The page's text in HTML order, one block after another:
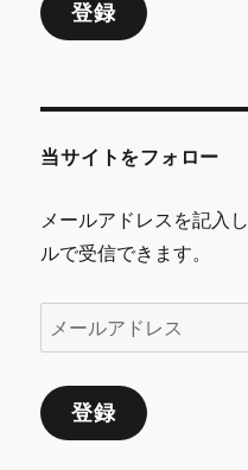
ア
ス
登録
当サイトをフォロー
メールアドレスを記入
ルで受信できます。
ー
ル
ア
登録